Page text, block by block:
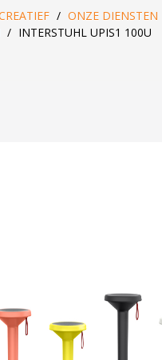
/ ONZE DIENSTEN
/ INTERSTUHL UPIS1 100U